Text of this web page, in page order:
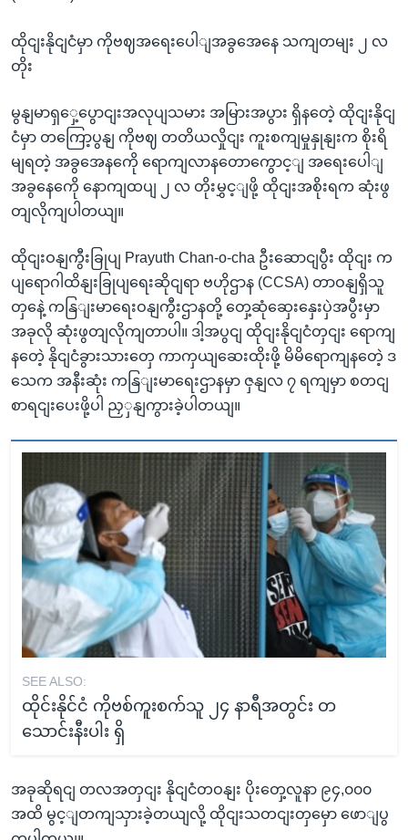
ထိုငျးနိုငျငံမှာ ကိုဗဈအရေးပေါျအခွအေနေ သကျတမျး ၂ လ
တိုး
မွနျမာရှှေ့ပွောငျးအလုပျသမား အမြားအပွား ရှိနတေဲ့ ထိုငျးနိုငျ
ငံမှာ တကြော့ပွနျ ကိုဗဈ တတိယလှိုငျး ကူးစကျမှုနှုနျးက စိုးရိ
မျရတဲ့ အခွအေနကေို ရောကျလာနတောကွောင့ျ အရေးပေါျ
အခွနေကေို နောကျထပျ ၂ လ တိုးမွှင့ျဖို့ ထိုငျးအစိုးရက ဆုံးဖွ
တျလိုကျပါတယျ။
ထိုငျးဝနျကွီးခြုပျ Prayuth Chan-o-cha ဦးဆောငျပွီး ထိုငျး က
ပျရောဂါထိနျးခြုပျရေးဆိုငျရာ ဗဟိုဌာန (CCSA) တာဝနျရှိသူ
တှနေဲ့ ကနြျးမာရေးဝနျကွီးဌာနတို့ တှေ့ဆုံဆှေးနှေးပှဲအပွီးမှာ
အခုလို ဆုံးဖွတျလိုကျတာပါ။ ဒါ့အပွငျ ထိုငျးနိုငျငံတှငျး ရောကျ
နတေဲ့ နိုငျငံခွားသားတှေ ကာကှယျဆေးထိုးဖို့ မိမိရောကျနတေဲ့ ဒ
သေက အနီးဆုံး ကနြျးမာရေးဌာနမှာ ဇှနျလ ၇ ရကျမှာ စတငျ
စာရငျးပေးဖို့ပါ ညှှနျကွားခဲ့ပါတယျ။
SEE ALSO:
ထိုင်းနိုင်ငံ ကိုဗစ်ကူးစက်သူ ၂၄ နာရီအတွင်း တ
သောင်းနီးပါး ရှိ
အခုဆိုရငျ တလအတှငျး နိုငျငံတဝနျး ပိုးတှေ့လူနာ ၉၄,၀၀၀
အထိ မွင့ျတကျသှားခဲ့တယျလို့ ထိုငျးသတငျးတှမှော ဖောျပွ